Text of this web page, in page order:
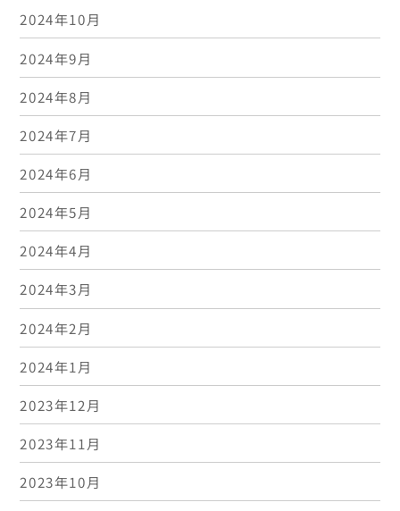
2024年10月
2024年9月
2024年8月
2024年7月
2024年6月
2024年5月
2024年4月
2024年3月
2024年2月
2024年1月
2023年12月
2023年11月
2023年10月